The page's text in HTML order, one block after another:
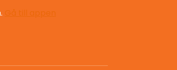
Gå till appen